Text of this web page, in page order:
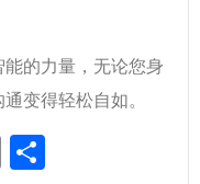
的力量，无论您身
变得轻松自如。
Email